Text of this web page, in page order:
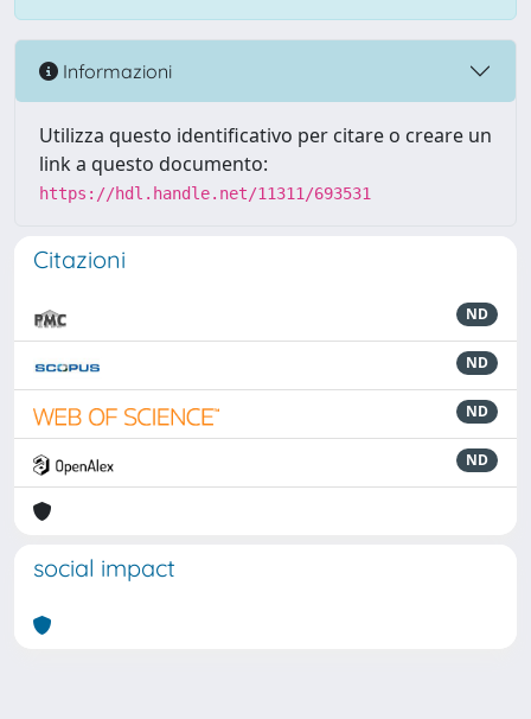
Informazioni
Utilizza questo identificativo per citare o creare un
link a questo documento:
https://hdl.handle.net/11311/693531
Citazioni
ND
ND
ND
ND
social impact